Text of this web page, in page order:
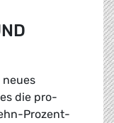
neues
die pro-
Prozent-